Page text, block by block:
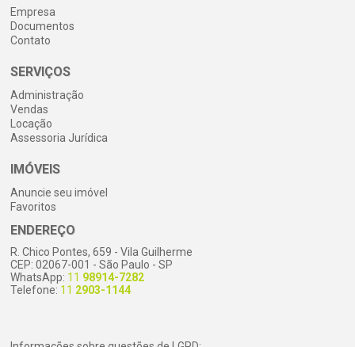
Empresa
Documentos
Contato
SERVIÇOS
Administração
Vendas
Locação
Assessoria Jurídica
IMÓVEIS
Anuncie seu imóvel
Favoritos
ENDEREÇO
R. Chico Pontes, 659 - Vila Guilherme
CEP: 02067-001 - São Paulo - SP
WhatsApp: 11 98914-7282
Telefone: 11 2903-1144